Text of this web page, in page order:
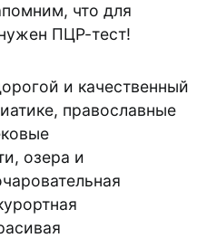
что для
ПЦР-тест!
и качественный
православные
озера и